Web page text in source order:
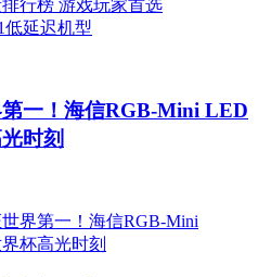
一！海信RGB-Mini LED
时刻